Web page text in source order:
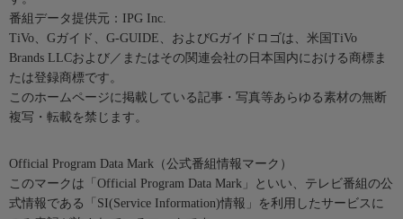
番組データ提供元：IPG Inc.
TiVo、Gガイド、G-GUIDE、およびGガイドロゴは、米国TiVo
Brands LLCおよび／またはその関連会社の日本国内における商標ま
たは登録商標です。
このホームページに掲載している記事・写真等あらゆる素材の無断
複写・転載を禁じます。
Official Program Data Mark（公式番組情報マーク）
このマークは「Official Program Data Mark」といい、テレビ番組の公
式情報である「SI(Service Information)情報」を利用したサービスに